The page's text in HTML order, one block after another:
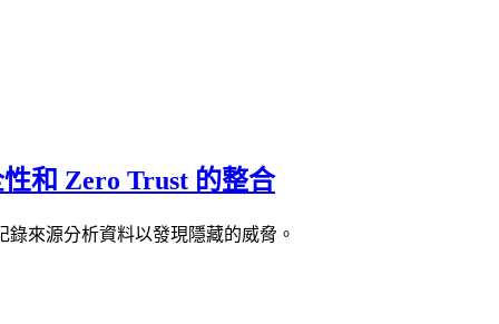
和 Zero Trust 的整合
錄來源分析資料以發現隱藏的威脅。